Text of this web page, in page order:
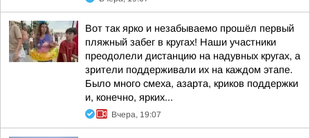
Вот так ярко и незабываемо прошёл первый
пляжный забег в кругах! Наши участники
преодолели дистанцию на надувных кругах, а
зрители поддерживали их на каждом этапе.
Было много смеха, азарта, криков поддержки
и, конечно, ярких...
Вчера, 19:07